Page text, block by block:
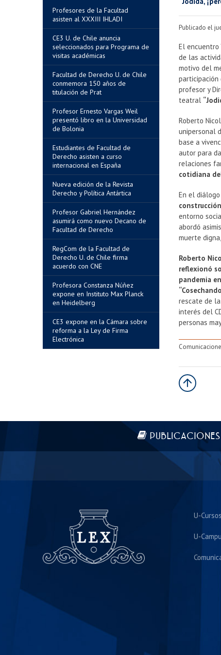
Profesores de la Facultad
asisten al XXXIII IHLADI
CE3 U. de Chile anuncia
seleccionados para Programa de
visitas académicas
Facultad de Derecho U. de Chile
conmemora 150 años de
titulación de Prat
Profesor Ernesto Vargas Weil
presentó libro en la Universidad
de Bolonia
Estudiantes de Facultad de
Derecho asisten a curso
internacional en España
Nueva edición de la Revista
Derecho y Política Antártica
Profesor Gabriel Hernández
asumirá como nuevo Decano de
Facultad de Derecho
RegCom de la Facultad de
Derecho U. de Chile firma
acuerdo con CNE
Profesora Constanza Núñez
expone en Instituto Max Planck
en Heidelberg
CE3 expone en la Cámara sobre
reforma a la Ley de Firma
Electrónica
Publicado el
El encuentro
de las
motivo del
participación
profesor y
teatral
Roberto
unipersonal
base a
autor para
relaciones
cotidiana
En el
entorno
abordó
muerte
Roberto
reflexionó
pandemia
rescate de
interés del
personas
PUBLICACIONES
U-Cursos
U-